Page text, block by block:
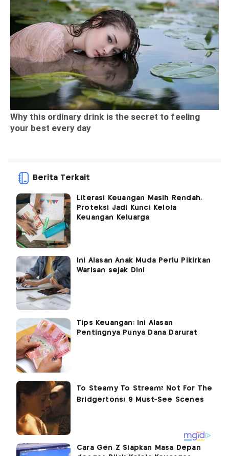
Berita Terkait
Literasi Keuangan Masih Rendah,
Proteksi Jadi Kunci Kelola
Keuangan Keluarga
Ini Alasan Anak Muda Perlu Pikirkan
Warisan sejak Dini
Tips Keuangan: Ini Alasan
Pentingnya Punya Dana Darurat
Cara Gen Z Siapkan Masa Depan